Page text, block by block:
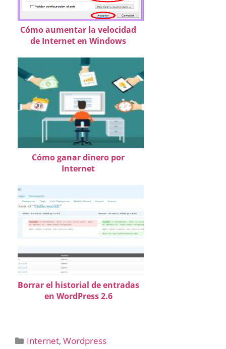
Cómo aumentar la velocidad
de Internet en Windows
Cómo ganar dinero por
Internet
Borrar el historial de entradas
en WordPress 2.6
Categorías
Internet,Wordpress